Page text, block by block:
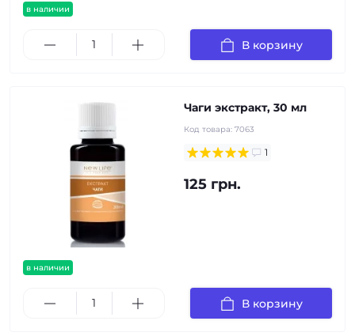
в наличии
В корзину
в наличии
Чаги экстракт, 30 мл
Код товара: 7063
1
125 грн.
В корзину